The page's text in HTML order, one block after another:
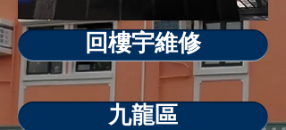
回樓宇維修
九龍區